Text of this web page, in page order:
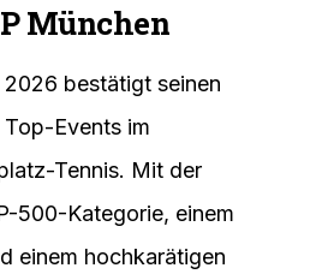
München
2026 bestätigt seinen
Events im
Tennis. Mit der
500-Kategorie, einem
einem hochkarätigen